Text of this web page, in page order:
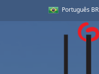
Português BR